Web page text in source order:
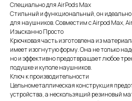
Специально для AirPods Max
Стильный и функциональный, он идеально
для наушников. Совместим с Airpod Max,
Изысканно Просто
Крючковая часть изготовлена ​​из
имеет изогнутую форму. Она не только
но и эффективно предотвращает любое
подушке и куполе наушников.
Ключ к производительности
Цельнометаллическая конструкция
устройства, а нескользящий резиновый